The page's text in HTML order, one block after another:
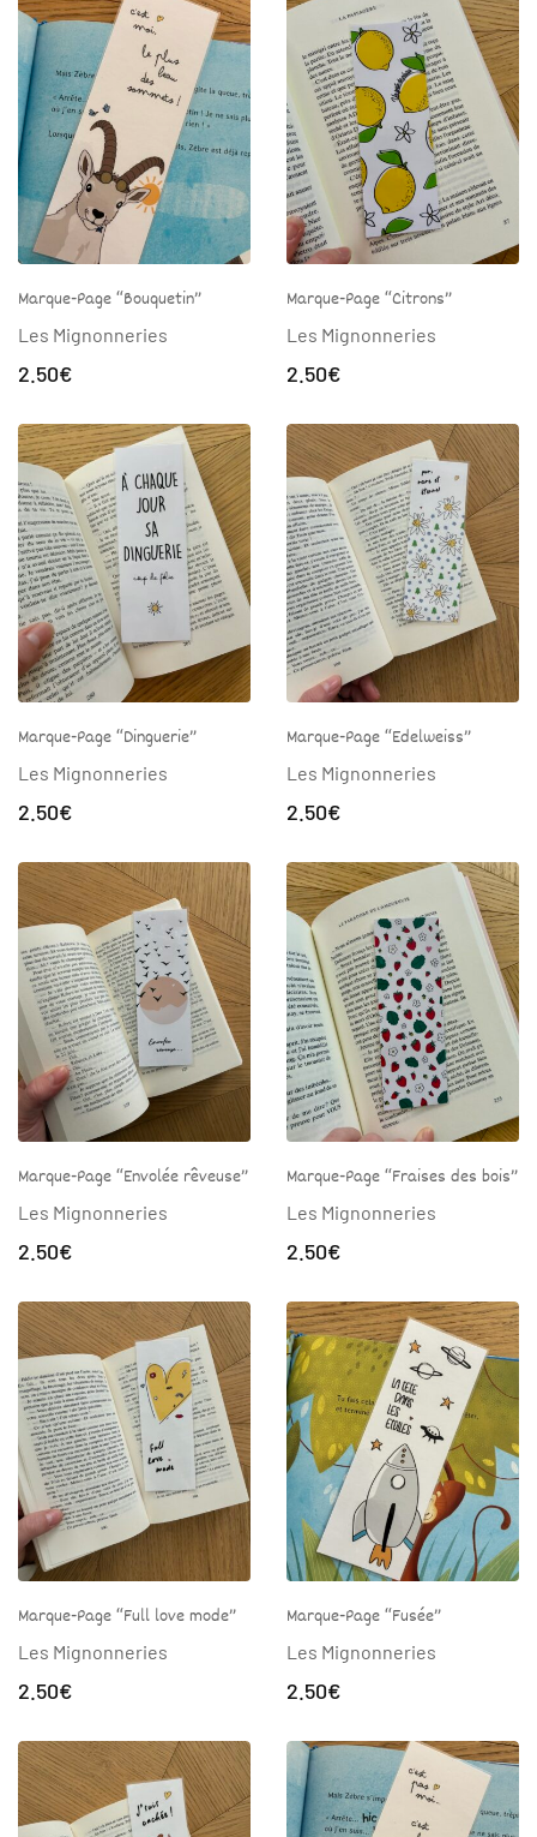
Marque-Page “Bouquetin”
Les Mignonneries
2.50€
Marque-Page “Citrons”
Les Mignonneries
2.50€
Marque-Page “Dinguerie”
Les Mignonneries
2.50€
Marque-Page “Edelweiss”
Les Mignonneries
2.50€
Marque-Page “Envolée rêveuse”
Les Mignonneries
2.50€
Marque-Page “Fraises des bois”
Les Mignonneries
2.50€
Marque-Page “Full love mode”
Les Mignonneries
2.50€
Marque-Page “Fusée”
Les Mignonneries
2.50€